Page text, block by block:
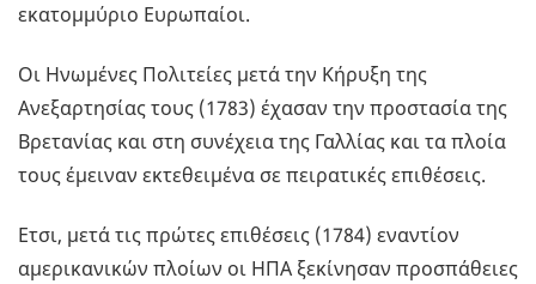
εκατομμύριο Ευρωπαίοι.
Οι Ηνωμένες Πολιτείες μετά την Κήρυξη της
Ανεξαρτησίας τους (1783) έχασαν την προστασία της
Βρετανίας και στη συνέχεια της Γαλλίας και τα πλοία
τους έμειναν εκτεθειμένα σε πειρατικές επιθέσεις.
Ετσι, μετά τις πρώτες επιθέσεις (1784) εναντίον
αμερικανικών πλοίων οι ΗΠΑ ξεκίνησαν προσπάθειες